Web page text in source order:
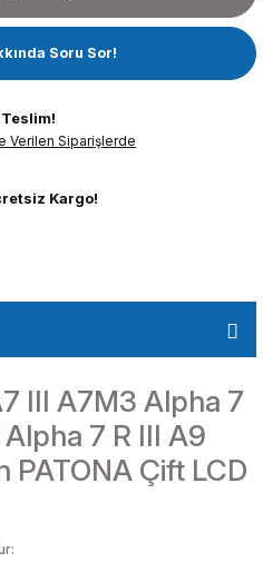
Soru Sor!
Teslim!
Verilen Siparişlerde
Kargo!
III A7M3 Alpha 7
7 R III A9
PATONA Çift LCD